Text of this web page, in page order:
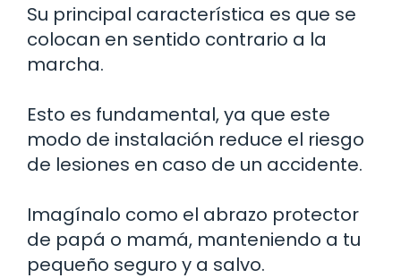
Su principal característica es que se
colocan en sentido contrario a la
marcha.
Esto es fundamental, ya que este
modo de instalación reduce el riesgo
de lesiones en caso de un accidente.
Imagínalo como el abrazo protector
de papá o mamá, manteniendo a tu
pequeño seguro y a salvo.